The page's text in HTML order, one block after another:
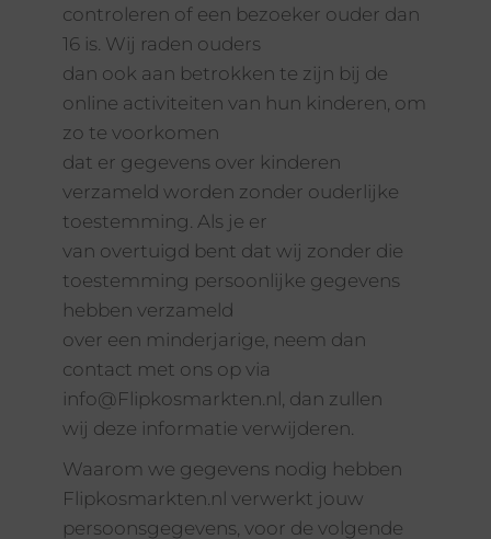
controleren of een bezoeker ouder dan
16 is. Wij raden ouders
dan ook aan betrokken te zijn bij de
online activiteiten van hun kinderen, om
zo te voorkomen
dat er gegevens over kinderen
verzameld worden zonder ouderlijke
toestemming. Als je er
van overtuigd bent dat wij zonder die
toestemming persoonlijke gegevens
hebben verzameld
over een minderjarige, neem dan
contact met ons op via
info@Flipkosmarkten.nl, dan zullen
wij deze informatie verwijderen.
Waarom we gegevens nodig hebben
Flipkosmarkten.nl verwerkt jouw
persoonsgegevens, voor de volgende